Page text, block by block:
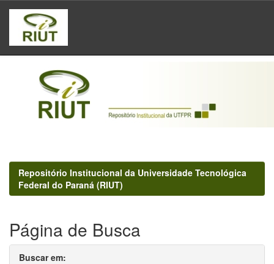
Skip
navigation
Repositório Institucional da Universidade Tecnológica
Federal do Paraná (RIUT)
Página de Busca
Buscar em: